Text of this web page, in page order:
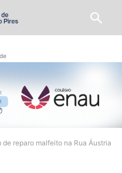
reparo malfeito na Rua Áustria